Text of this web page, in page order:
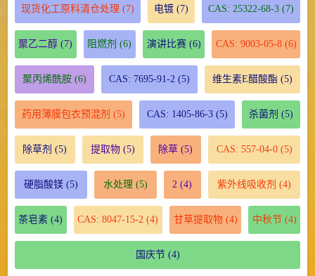
现货化工原料清仓处理 (7) 电镀 (7) CAS: 25322-68-3 (7)
聚乙二醇 (7) 阻燃剂 (6) 演讲比赛(6) CAS: 9003-05-8(6)
聚丙烯酰胺(6) CAS: 7695-91-2 (5) 维生素E醋酸酯 (5)
药用薄膜包衣预混剂 (5) CAS: 1405-86-3(5) 杀菌剂 (5)
除草剂 (5) 提取物(5) 除草 (5) CAS: 557-04-0(5)
硬脂酸镁(5) 水处理 (5) 2 (4) 紫外线吸收剂 (4)
茶皂素 (4) CAS: 8047-15-2 (4) 甘草提取物(4) 中秋节(4)
国庆节(4)